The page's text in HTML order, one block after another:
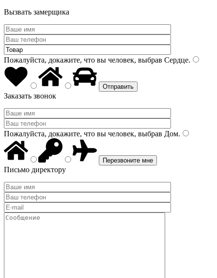
Вызвать замерщика
Пожалуйста, докажите, что вы человек, выбрав Сердце.
Заказать звонок
Пожалуйста, докажите, что вы человек, выбрав Дом.
Письмо директору